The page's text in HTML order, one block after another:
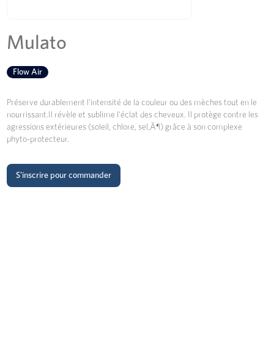
Mulato
Flow Air
Préserve durablement l'intensité de la couleur ou des mèches tout en le
nourrissant.Il révèle et sublime l'éclat des cheveux. Il protège contre les
agressions extérieures (soleil, chlore, sel‚Ä¶) grâce à son complexe
phyto-protecteur.
S'inscrire pour commander